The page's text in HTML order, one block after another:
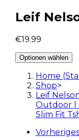
Leif
€19.99
Optionen wählen
Home
Shop>
Leif
Outdoor |
Slim Fit